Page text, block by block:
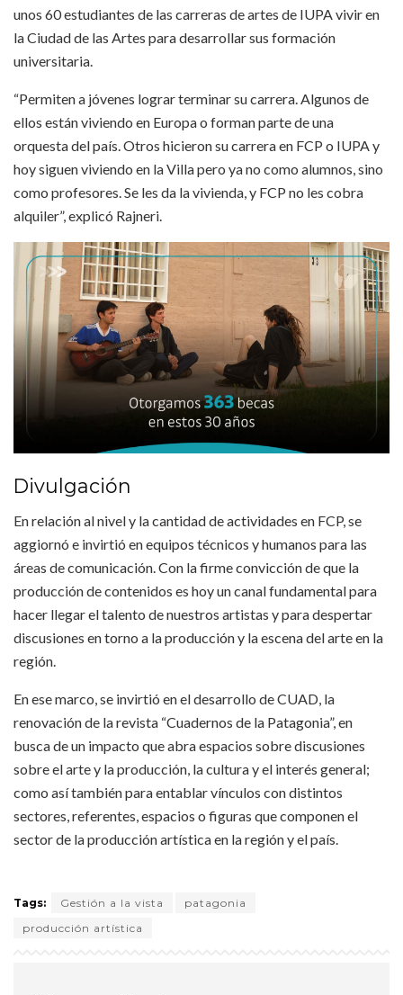
unos 60 estudiantes de las carreras de artes de IUPA vivir en
la Ciudad de las Artes para desarrollar sus formación
universitaria.
“Permiten a jóvenes lograr terminar su carrera. Algunos de
ellos están viviendo en Europa o forman parte de una
orquesta del país. Otros hicieron su carrera en FCP o IUPA y
hoy siguen viviendo en la Villa pero ya no como alumnos, sino
como profesores. Se les da la vivienda, y FCP no les cobra
alquiler”, explicó Rajneri.
Divulgación
En relación al nivel y la cantidad de actividades en FCP, se
aggiornó e invirtió en equipos técnicos y humanos para las
áreas de comunicación. Con la firme convicción de que la
producción de contenidos es hoy un canal fundamental para
hacer llegar el talento de nuestros artistas y para despertar
discusiones en torno a la producción y la escena del arte en la
región.
En ese marco, se invirtió en el desarrollo de CUAD, la
renovación de la revista “Cuadernos de la Patagonia”, en
busca de un impacto que abra espacios sobre discusiones
sobre el arte y la producción, la cultura y el interés general;
como así también para entablar vínculos con distintos
sectores, referentes, espacios o figuras que componen el
sector de la producción artística en la región y el país.
Tags: Gestión a la vista
patagonia
producción artística